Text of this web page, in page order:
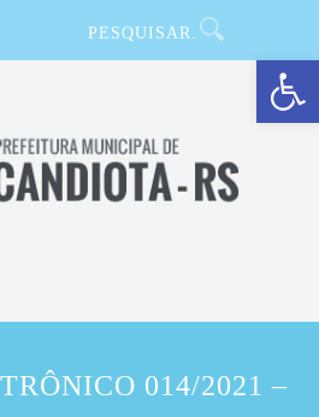
Barra de Ferramentas Aberta
014/2021 –